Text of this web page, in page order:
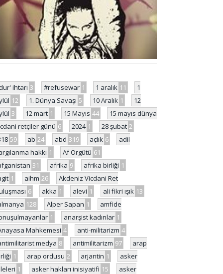
ihtarı 3 #refusewar 1 1 aralık 11
1
12 1. Dünya Savaşı 5 10 Aralık 1
12
3 12 mart 1 15 Mayıs 44
15 mayıs dünya
retçiler günü 6 2024 1 28 şubat 2
59 ab 24 abd 319 açlık 6
adil
hakkı 1 Af Örgütü 61
31 afrika 9 afrika birliği 1
1 aihm 26
Akdeniz Vicdani Ret
6 akka 1 alevi 1 ali fikri ışık 13
128 Alper Sapan 1
amfide
1 anarşist kadınlar 1
Mahkemesi 4 anti-militarizm 4
medya 8 antimilitarizm 97
arap
1 arap ordusu 2 arjantin 1
asker
1 asker hakları inisiyatifi 15
asker